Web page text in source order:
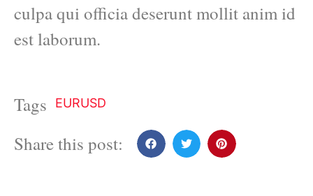
culpa qui officia deserunt mollit anim id
est laborum.
Tags EURUSD
Share this post: